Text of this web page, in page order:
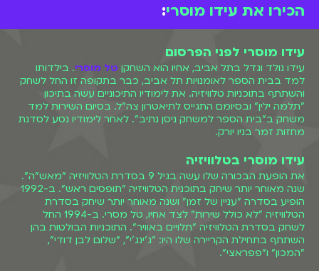
הכירו את עידו מוסרי:
עידו מוסרי לפני הפרסום
עידו נולד וגדל בתל אביב, אחיו הוא השחקן טל מוסרי. בילדותו
למד בבית הספר לאומנויות תל אביב, כבר בתקופה זו החל לשחק
והשתתף בתוכניות טלוויזיה. את לימודיו התיכוניים עשה בתיכון
"תלמה ילין" ובסיומם התגייס לתיאטרון צה"ל. בסיום השירות למד
משחק ב"בית הספר למשחק ניסן נתיב". לאחר לימודיו נסע לסדנת
מחזות זמר בניו יורק.
עידו מוסרי בטלוויזיה
את הופעת הבכורה שלו עשה בגיל 9 בסדרת הטלוויזיה "מאש"ה".
שנה מאוחר יותר שיחק בתוכנית הטלוויזיה "תופסים ראש". ב-1992
הופיע בסדרה "עניין של זמן" ושנה מאוחר יותר שיחק בסדרת
הטלוויזיה "לא כולל שירות" לצד אחיו, טל מסרי. ב-1994 החל
לשחק בסדרת הטלוויזיה "תלויים באוויר". התוכניות הבולטות בהן
השתתף בתחילת הקריירה שלו היו: "ג'ינג'י", "שלום לבן דודי",
"המכון" ו"פפראצי".